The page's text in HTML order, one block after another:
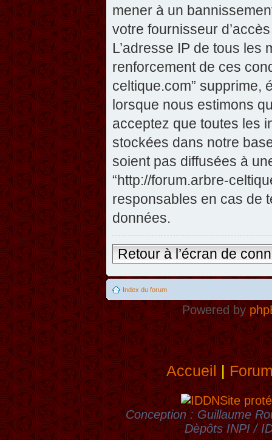
mener à un
votre fournisseur
L’adresse IP de tous
renforcement de ces
celtique.com” supprime,
lorsque nous estimons
acceptez que toutes les
stockées dans notre
soient pas diffusées à
“http://forum.arbre-
responsables en cas de
données.
Retour à l’écran de
Index du forum
Powered by
Accueil|
Site
Conception : Guillaume
Dèpôts INPI /